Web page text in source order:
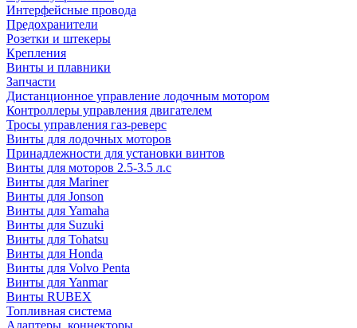
Интерфейсные провода
Предохранители
Розетки и штекеры
Крепления
Винты и плавники
Запчасти
Дистанционное управление лодочным мотором
Контроллеры управления двигателем
Тросы управления газ-реверс
Винты для лодочных моторов
Принадлежности для установки винтов
Винты для моторов 2.5-3.5 л.с
Винты для Mariner
Винты для Jonson
Винты для Yamaha
Винты для Suzuki
Винты для Tohatsu
Винты для Honda
Винты для Volvo Penta
Винты для Yanmar
Винты RUBEX
Топливная система
Адаптеры, коннекторы